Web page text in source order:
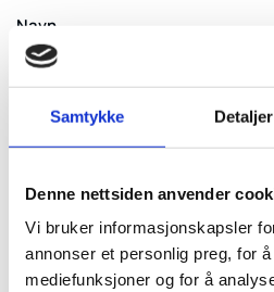
Samtykke Detaljer
Denne nettsiden anvender
Vi bruker informasjonskapsler
annonser et personlig preg, for
mediefunksjoner og for å
Navn
E-post:
Kommentar